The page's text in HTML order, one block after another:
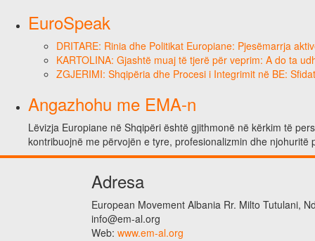
EuroSpeak
DRITARE: Rinia dhe Politikat Europiane: Pjesëmarrja
KARTOLINA: Gjashtë muaj të tjerë për veprim: A do ta
ZGJERIMI: Shqipëria dhe Procesi i Integrimit në BE:
Angazhohu me EMA-n
Lëvizja Europiane në Shqipëri është gjithmonë në kërkim të
kontribuojnë me përvojën e tyre, profesionalizmin dhe
Adresa
European Movement Albania Rr. Milto Tutulani,
info@em-al.org
Web: www.em-al.org